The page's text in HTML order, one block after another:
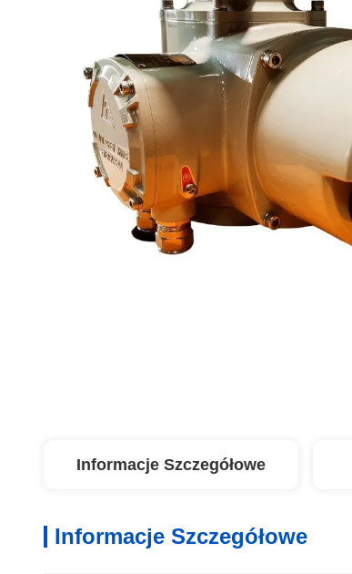
Informacje Szczegółowe
Informacje Szczegółowe